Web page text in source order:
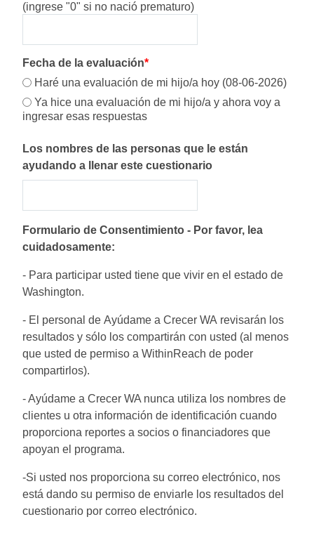
(ingrese "0" si no nació prematuro)
Fecha de la evaluación*
Haré una evaluación de mi hijo/a hoy (08-06-2026)
Ya hice una evaluación de mi hijo/a y ahora voy a
ingresar esas respuestas
Los nombres de las personas que le están
ayudando a llenar este cuestionario
Formulario de Consentimiento - Por favor, lea
cuidadosamente:
- Para participar usted tiene que vivir en el estado de
Washington.
- El personal de Ayúdame a Crecer WA revisarán los
resultados y sólo los compartirán con usted (al menos
que usted de permiso a WithinReach de poder
compartirlos).
- Ayúdame a Crecer WA nunca utiliza los nombres de
clientes u otra información de identificación cuando
proporciona reportes a socios o financiadores que
apoyan el programa.
-Si usted nos proporciona su correo electrónico, nos
está dando su permiso de enviarle los resultados del
cuestionario por correo electrónico.